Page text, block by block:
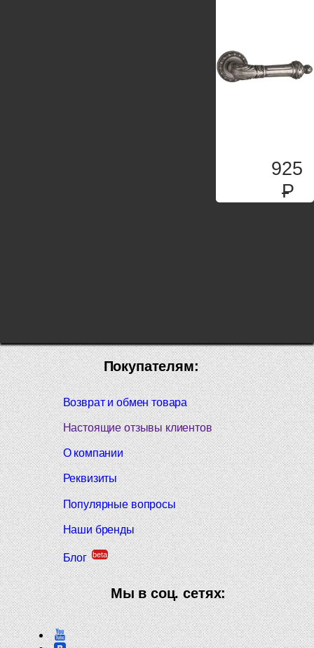
925
P
Покупателям:
Возврат и обмен товара
Настоящие отзывы клиентов
О компании
Реквизиты
Популярные вопросы
Наши бренды
Блог beta
Мы в соц. сетях: